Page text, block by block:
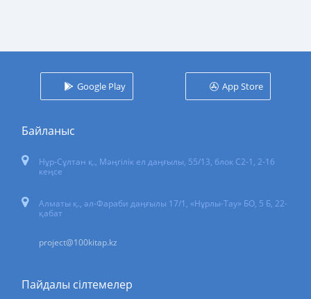
Google Play App Store
Байланыс
Нұр-Сұлтан қ., Мәңгілік ел даңғылы, 55/13, блок С2-1, 2-16
кеңсе
Алматы қ., әл-Фараби даңғылы 17/1, «Нұрлы-Тау» БО, 5 Б, 22-
қабат
project@100kitap.kz
Пайдалы сілтемелер